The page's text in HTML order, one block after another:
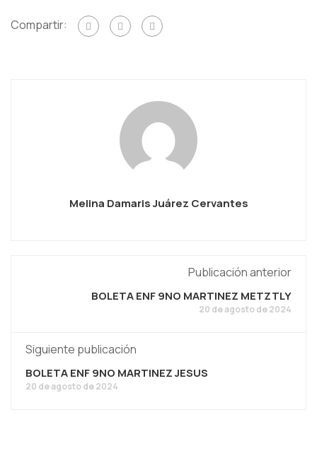
Compartir:
Melina Damaris Juárez Cervantes
Publicación anterior
BOLETA ENF 9NO MARTINEZ METZTLY
20 de agosto de 2024
Siguiente publicación
BOLETA ENF 9NO MARTINEZ JESUS
20 de agosto de 2024